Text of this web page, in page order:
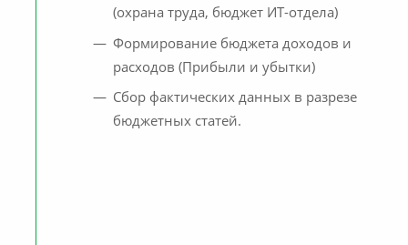
(охрана труда, бюджет ИТ-отдела)
Формирование бюджета доходов и
расходов (Прибыли и убытки)
Сбор фактических данных в разрезе
бюджетных статей.